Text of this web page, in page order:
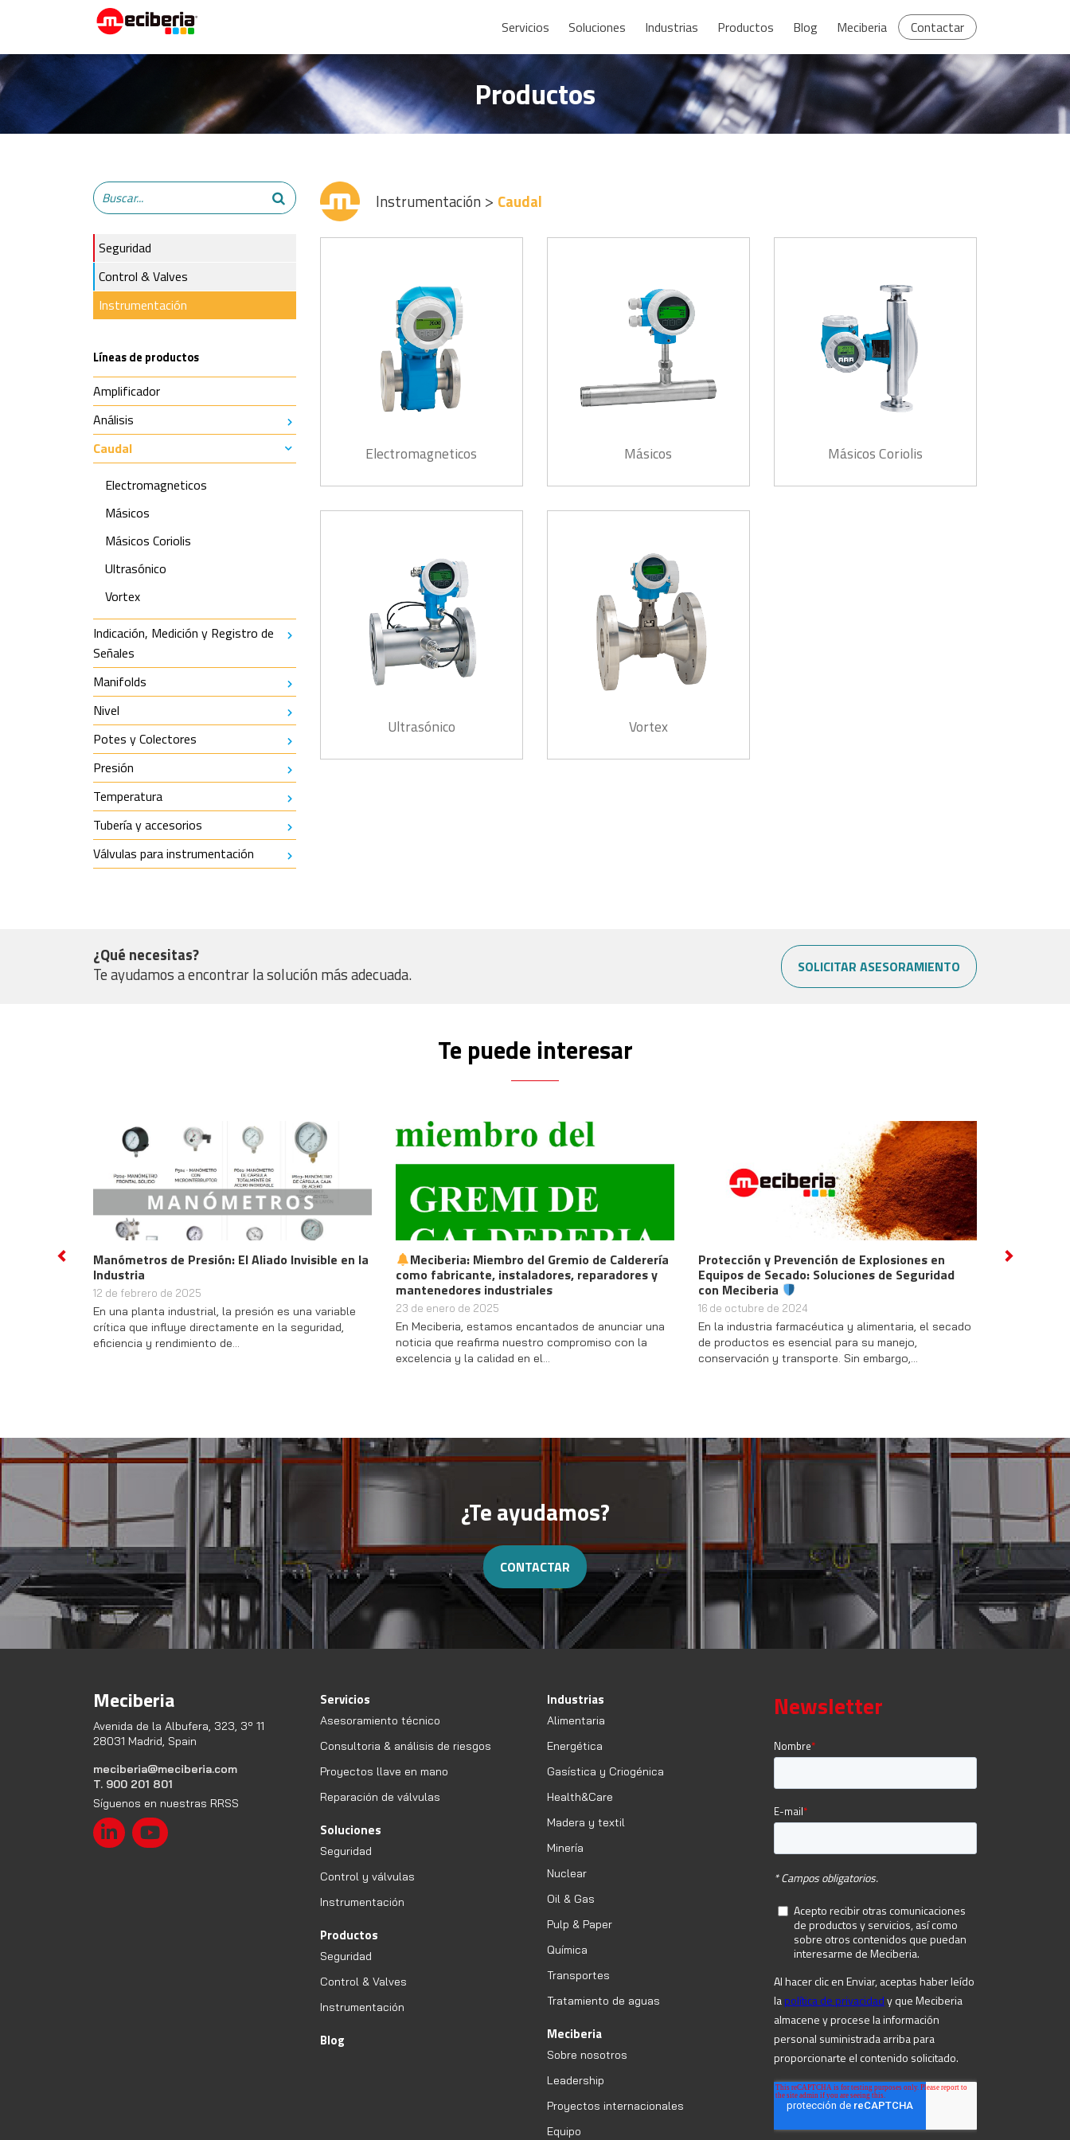
Servicios Soluciones Industrias Productos Blog Meciberia Contactar
Productos
Seguridad
Control & Valves
Instrumentación
Líneas de productos
Amplificador
Análisis
Caudal
Electromagneticos
Másicos
Másicos Coriolis
Ultrasónico
Vortex
Indicación, Medición y Registro de
Señales
Manifolds
Nivel
Potes y Colectores
Presión
Temperatura
Tubería y accesorios
Válvulas para instrumentación
Instrumentación > Caudal
Electromagneticos Másicos Másicos Coriolis
Ultrasónico Vortex
¿Qué necesitas?
Te ayudamos a encontrar la solución más adecuada.
SOLICITAR ASESORAMIENTO
Te puede interesar
Manómetros de Presión: El Aliado Invisible en la
Industria
12 de febrero de 2025
En una planta industrial, la presión es una variable
crítica que influye directamente en la seguridad,
eficiencia y rendimiento de…
Meciberia: Miembro del Gremio de Calderería
como fabricante, instaladores, reparadores y
mantenedores industriales
23 de enero de 2025
En Meciberia, estamos encantados de anunciar una
noticia que reafirma nuestro compromiso con la
excelencia y la calidad en el…
Protección y Prevención de Explosiones en
Equipos de Secado: Soluciones de Seguridad
con Meciberia
16 de octubre de 2024
En la industria farmacéutica y alimentaria, el secado
de productos es esencial para su manejo,
conservación y transporte. Sin embargo,…
Descubre las
Previous Next
¿Te ayudamos?
CONTACTAR
Meciberia
Avenida de la Albufera, 323, 3º 11
28031 Madrid, Spain
meciberia@meciberia.com
T. 900 201 801
Síguenos en nuestras RRSS
Servicios
Asesoramiento técnico
Consultoria & análisis de riesgos
Proyectos llave en mano
Reparación de válvulas
Soluciones
Seguridad
Control y válvulas
Instrumentación
Productos
Seguridad
Control & Valves
Instrumentación
Blog
Industrias
Alimentaria
Energética
Gasística y Criogénica
Health&Care
Madera y textil
Minería
Nuclear
Oil & Gas
Pulp & Paper
Química
Transportes
Tratamiento de aguas
Meciberia
Sobre nosotros
Leadership
Proyectos internacionales
Equipo